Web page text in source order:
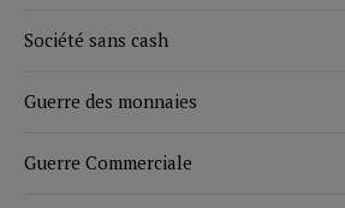
Société sans cash
Guerre des monnaies
Guerre Commerciale